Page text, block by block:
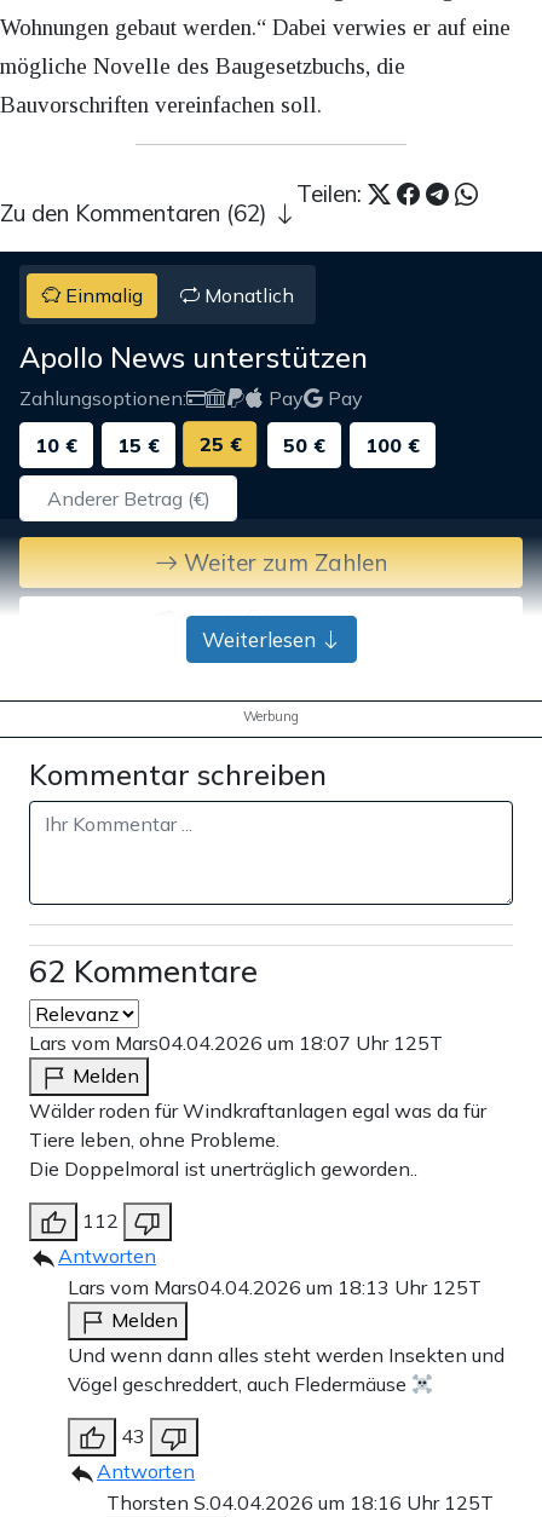
Wohnungen gebaut werden.“ Dabei verwies er auf eine
mögliche Novelle des Baugesetzbuchs, die
Bauvorschriften vereinfachen soll.
Teilen:
Zu den Kommentaren (62)
Einmalig Monatlich
Apollo News unterstützen
Zahlungsoptionen: Pay
Pay
10 €
15 € 25 € 50 € 100 €
Weiter zum Zahlen
Bank-Überweisung
Weiterlesen
Werbung
Kommentar schreiben
62 Kommentare
Lars vom Mars04.04.2026 um 18:07 Uhr 125T
Melden
Wälder roden für Windkraftanlagen egal was da für
Tiere leben, ohne Probleme.
Die Doppelmoral ist unerträglich geworden..
112
Antworten
Lars vom Mars04.04.2026 um 18:13 Uhr 125T
Melden
Und wenn dann alles steht werden Insekten und
Vögel geschreddert, auch Fledermäuse
43
Antworten
Thorsten S.04.04.2026 um 18:16 Uhr 125T